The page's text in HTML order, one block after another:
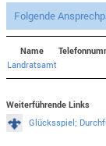
Folgende
Name
Landratsamt
Weiterführende Links
Glücksspiel;